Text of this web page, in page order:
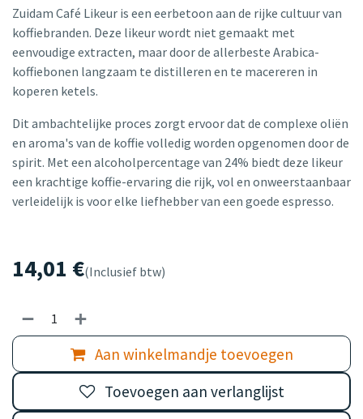
Zuidam Café Likeur is een eerbetoon aan de rijke cultuur van
koffiebranden. Deze likeur wordt niet gemaakt met
eenvoudige extracten, maar door de allerbeste Arabica-
koffiebonen langzaam te distilleren en te macereren in
koperen ketels.
Dit ambachtelijke proces zorgt ervoor dat de complexe oliën
en aroma's van de koffie volledig worden opgenomen door de
spirit. Met een alcoholpercentage van 24% biedt deze likeur
een krachtige koffie-ervaring die rijk, vol en onweerstaanbaar
verleidelijk is voor elke liefhebber van een goede espresso.
14,01 €(Inclusief btw)
Aan winkelmandje toevoegen
Toevoegen aan verlanglijst